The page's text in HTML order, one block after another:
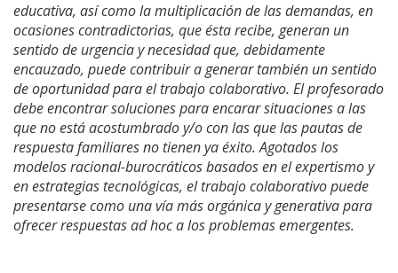
educativa, así como la multiplicación de las demandas, en
ocasiones contradictorias, que ésta recibe, generan un
sentido de urgencia y necesidad que, debidamente
encauzado, puede contribuir a generar también un sentido
de oportunidad para el trabajo colaborativo. El profesorado
debe encontrar soluciones para encarar situaciones a las
que no está acostumbrado y/o con las que las pautas de
respuesta familiares no tienen ya éxito. Agotados los
modelos racional-burocráticos basados en el expertismo y
en estrategias tecnológicas, el trabajo colaborativo puede
presentarse como una vía más orgánica y generativa para
ofrecer respuestas ad hoc a los problemas emergentes.